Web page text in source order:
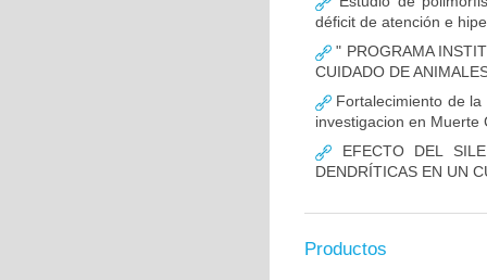
déficit de atención e
" PROGRAMA
CUIDADO DE
Fortalecimiento de la
investigacion en Muerte
EFECTO DEL
DENDRÍTICAS EN UN
Productos